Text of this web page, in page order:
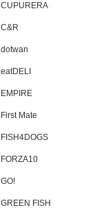
CUPURERA
C&R
dotwan
eatDELI
EMPIRE
First Mate
FISH4DOGS
FORZA10
GO!
GREEN FISH